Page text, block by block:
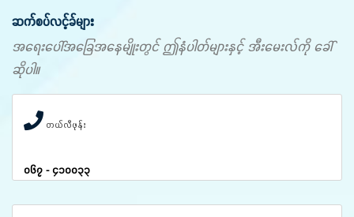
ဆက်စပ်လင့်ခ်များ
အရေးပေါ်အခြေအနေမျိုးတွင် ဤနံပါတ်များနှင့် အီးမေးလ်ကို ခေါ်
ဆိုပါ။
တယ်လီဖုန်း
၀၆၇ - ၄၁၀၀၃၃